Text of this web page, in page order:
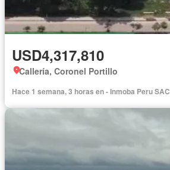
USD4,317,810
Callería, Coronel Portillo
Hace 1 semana, 3 horas en - Inmoba Peru SAC